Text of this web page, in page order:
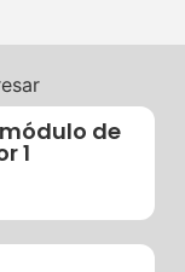
de
1